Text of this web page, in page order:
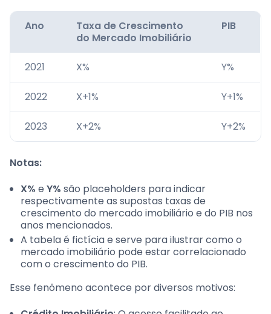
Ano
Taxa de Crescimento
do Mercado Imobiliário
PIB
2021 X% Y%
2022 X+1% Y+1%
2023 X+2% Y+2%
Notas:
X% e Y% são placeholders para indicar
respectivamente as supostas taxas de
crescimento do mercado imobiliário e do PIB nos
anos mencionados.
A tabela é fictícia e serve para ilustrar como o
mercado imobiliário pode estar correlacionado
com o crescimento do PIB.
Esse fenômeno acontece por diversos motivos: